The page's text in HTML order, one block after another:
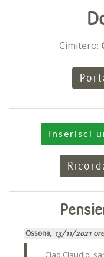
Cimitero:
Inserisci
Ossona, 13/11/2021
Ciao Claudio,